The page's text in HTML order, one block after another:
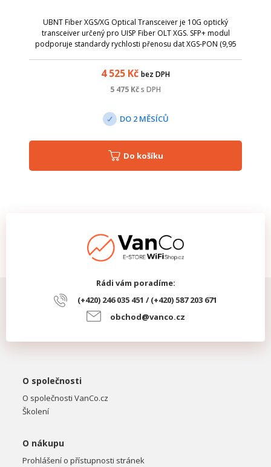
UBNT Fiber XGS/XG Optical Transceiver je 10G optický
transceiver určený pro UISP Fiber OLT XGS. SFP+ modul
podporuje standardy rychlosti přenosu dat XGS-PON (9,95
4 525 Kč bez DPH
5 475 Kčs DPH
DO 2 MĚSÍCŮ
Do košíku
Rádi vám poradíme:
(+420) 246 035 451 / (+420) 587 203 671
obchod@vanco.cz
O společnosti
O společnosti VanCo.cz
Školení
O nákupu
Prohlášení o přístupnosti stránek